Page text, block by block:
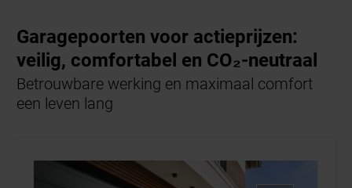
Garagepoorten voor actieprijzen:
veilig, comfortabel en CO₂-neutraal
Betrouwbare werking en maximaal comfort
een leven lang